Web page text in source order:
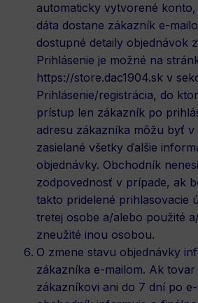
automaticky vytvorené
dáta dostane zákazník e-
dostupné detaily objednávok
Prihlásenie je možné na
https://store.dac1904.sk v
Prihlásenie/registrácia, do
prístup len zákazník po
adresu zákazníka môžu byť
zasielané všetky ďalšie
objednávky. Obchodník
zodpovednosť v prípade, ak
takto pridelené prihlasovacie
tretej osobe a/alebo použité
zneužité inou osobou.
O zmene stavu objednávky
zákazníka e-mailom. Ak
zákazníkovi ani do 7 dní po